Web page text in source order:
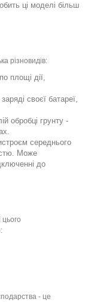
ці моделі більш
різновидів:
площі дії,
своєї батареї,
обробці грунту -
середнього
Може
до
цього
- це